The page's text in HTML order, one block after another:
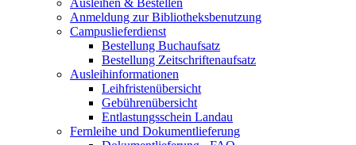
Ausleihen & Bestellen
Anmeldung zur Bibliotheksbenutzung
Campuslieferdienst
Bestellung Buchaufsatz
Bestellung Zeitschriftenaufsatz
Ausleihinformationen
Leihfristenübersicht
Gebührenübersicht
Entlastungsschein Landau
Fernleihe und Dokumentlieferung